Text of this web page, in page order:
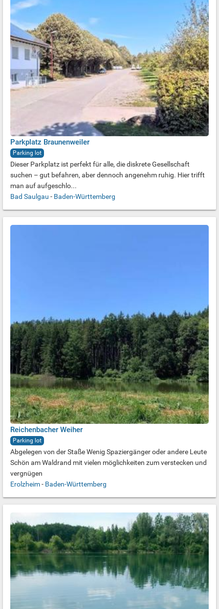
Parkplatz Braunenweiler
Parking lot
Dieser Parkplatz ist perfekt für alle, die diskrete Gesellschaft
suchen – gut befahren, aber dennoch angenehm ruhig. Hier trifft
man auf aufgeschlo...
Bad Saulgau - Baden-Württemberg
Reichenbacher Weiher
Parking lot
Abgelegen von der Staße Wenig Spaziergänger oder andere Leute
Schön am Waldrand mit vielen möglichkeiten zum verstecken und
vergnügen
Erolzheim- Baden-Württemberg